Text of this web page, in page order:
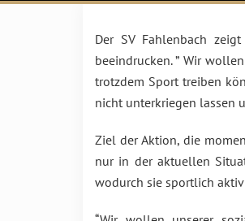
Der SV Fahlenbach
beeindrucken. ” Wir
trotzdem Sport treiben
nicht unterkriegen lassen
Ziel der Aktion, die
nur in der aktuellen
wodurch sie sportlich